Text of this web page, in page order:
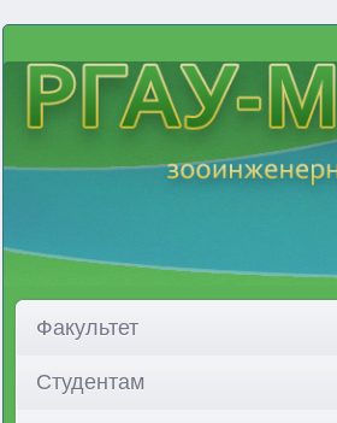
Факультет
Студентам